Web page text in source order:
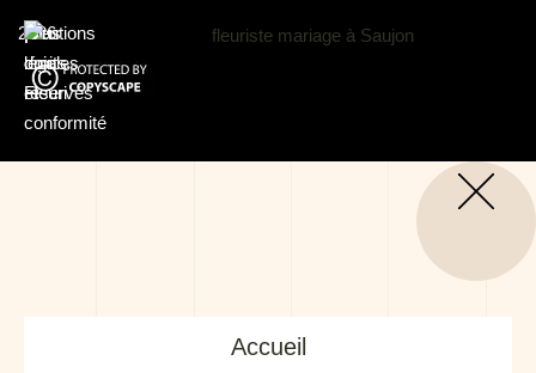
Au
coin
Fleuri
2026
|Mentions
légales
et
conformité
|Tous
droits
réservés
|
Accueil